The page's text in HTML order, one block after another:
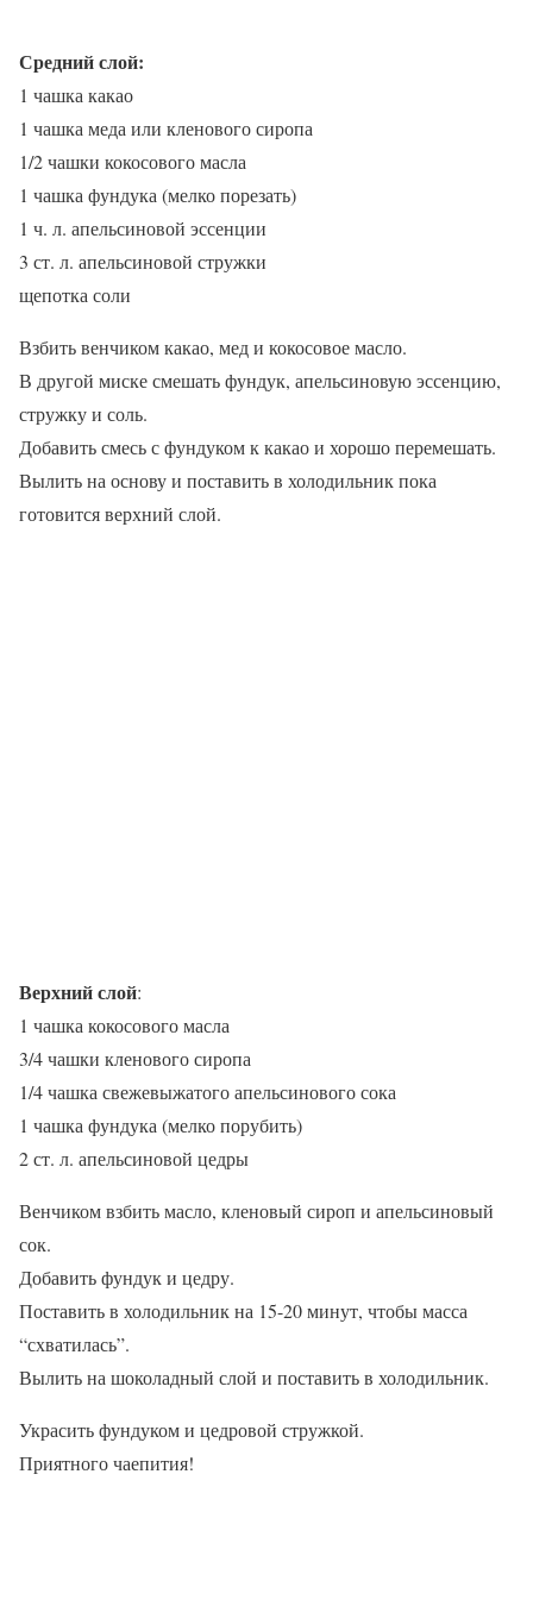
Средний слой:
1 чашка какао
1 чашка меда или кленового сиропа
1/2 чашки кокосового масла
1 чашка фундука (мелко порезать)
1 ч. л. апельсиновой эссенции
3 ст. л. апельсиновой стружки
щепотка соли
Взбить венчиком какао, мед и кокосовое масло.
В другой миске смешать фундук, апельсиновую эссенцию,
стружку и соль.
Добавить смесь с фундуком к какао и хорошо перемешать.
Вылить на основу и поставить в холодильник пока
готовится верхний слой.
Верхний слой:
1 чашка кокосового масла
3/4 чашки кленового сиропа
1/4 чашка свежевыжатого апельсинового сока
1 чашка фундука (мелко порубить)
2 ст. л. апельсиновой цедры
Венчиком взбить масло, кленовый сироп и апельсиновый
сок.
Добавить фундук и цедру.
Поставить в холодильник на 15-20 минут, чтобы масса
“схватилась”.
Вылить на шоколадный слой и поставить в холодильник.
Украсить фундуком и цедровой стружкой.
Приятного чаепития!